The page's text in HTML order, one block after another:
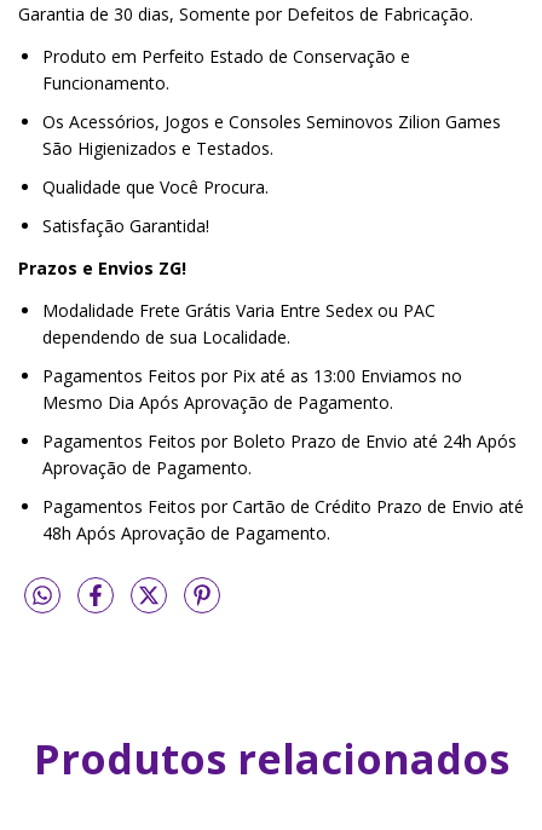
Garantia de 30 dias, Somente por Defeitos de Fabricação.
Produto em Perfeito Estado de Conservação e
Funcionamento.
Os Acessórios, Jogos e Consoles Seminovos Zilion Games
São Higienizados e Testados.
Qualidade que Você Procura.
Satisfação Garantida!
Prazos e Envios ZG!
Modalidade Frete Grátis Varia Entre Sedex ou PAC
dependendo de sua Localidade.
Pagamentos Feitos por Pix até as 13:00 Enviamos no
Mesmo Dia Após Aprovação de Pagamento.
Pagamentos Feitos por Boleto Prazo de Envio até 24h Após
Aprovação de Pagamento.
Pagamentos Feitos por Cartão de Crédito Prazo de Envio até
48h Após Aprovação de Pagamento.
Produtos relacionados